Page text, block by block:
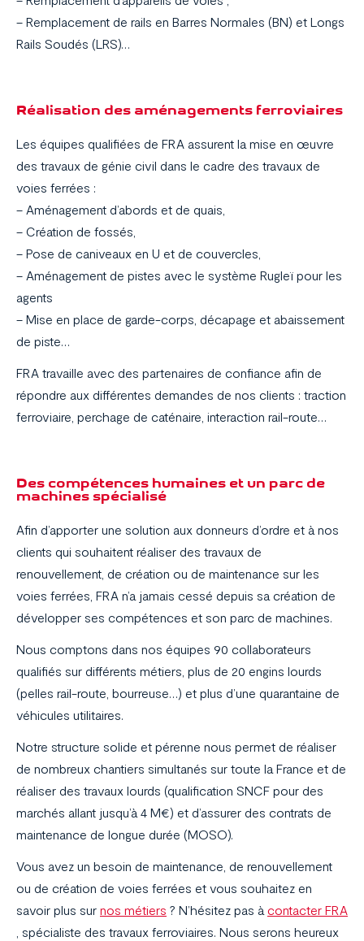
– Remplacement de rails en Barres Normales (BN) et Longs
Rails Soudés (LRS)…
Réalisation des aménagements ferroviaires
Les équipes qualifiées de FRA assurent la mise en œuvre
des travaux de génie civil dans le cadre des travaux de
voies ferrées :
– Aménagement d’abords et de quais,
– Création de fossés,
– Pose de caniveaux en U et de couvercles,
– Aménagement de pistes avec le système Rugleï pour les
agents
– Mise en place de garde-corps, décapage et abaissement
de piste…
FRA travaille avec des partenaires de confiance afin de
répondre aux différentes demandes de nos clients : traction
ferroviaire, perchage de caténaire, interaction rail-route…
Des compétences humaines et un parc de
machines spécialisé
Afin d’apporter une solution aux donneurs d’ordre et à nos
clients qui souhaitent réaliser des travaux de
renouvellement, de création ou de maintenance sur les
voies ferrées, FRA n’a jamais cessé depuis sa création de
développer ses compétences et son parc de machines.
Nous comptons dans nos équipes 90 collaborateurs
qualifiés sur différents métiers, plus de 20 engins lourds
(pelles rail-route, bourreuse…) et plus d’une quarantaine de
véhicules utilitaires.
Notre structure solide et pérenne nous permet de réaliser
de nombreux chantiers simultanés sur toute la France et de
réaliser des travaux lourds (qualification SNCF pour des
marchés allant jusqu’à 4 M€) et d’assurer des contrats de
maintenance de longue durée (MOSO).
Vous avez un besoin de maintenance, de renouvellement
ou de création de voies ferrées et vous souhaitez en
savoir plus sur nos métiers ? N’hésitez pas à contacter FRA
, spécialiste des travaux ferroviaires. Nous serons heureux
Domaines d’application
La société
Carrière